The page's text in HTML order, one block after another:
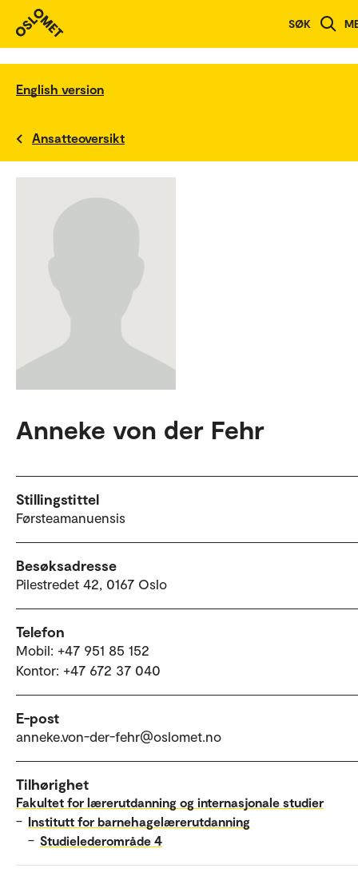
SØK
English version
Ansatteoversikt
Anneke von der Fehr
Stillingstittel
Førsteamanuensis
Besøksadresse
Pilestredet 42, 0167 Oslo
Telefon
Mobil: +47 951 85 152
Kontor: +47 672 37 040
E-post
anneke.von-der-fehr@oslomet.no
Tilhørighet
Fakultet for lærerutdanning og internasjonale studier
– Institutt for barnehagelærerutdanning
– Studielederområde 4